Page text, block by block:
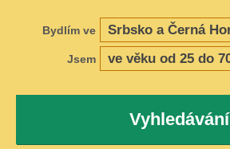
Bydlím ve
Jsem
Vyhledávání